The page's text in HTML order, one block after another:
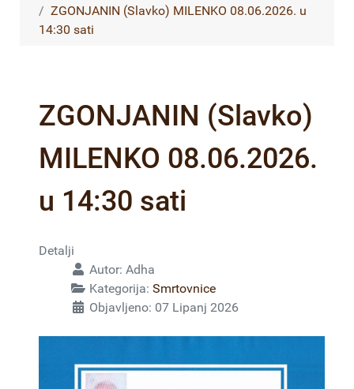
ZGONJANIN (Slavko) MILENKO 08.06.2026. u
14:30 sati
ZGONJANIN (Slavko)
MILENKO 08.06.2026.
u 14:30 sati
Detalji
Autor: Adha
Kategorija: Smrtovnice
Objavljeno: 07 Lipanj 2026